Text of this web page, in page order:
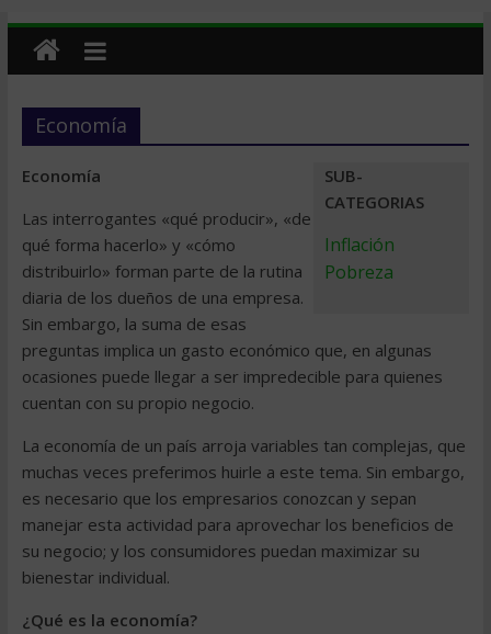
Economía
SUB-
CATEGORIAS
Inflación
Pobreza
Economía
Las interrogantes «qué producir», «de
qué forma hacerlo» y «cómo
distribuirlo» forman parte de la rutina
diaria de los dueños de una empresa.
Sin embargo, la suma de esas
preguntas implica un gasto económico que, en algunas
ocasiones puede llegar a ser impredecible para quienes
cuentan con su propio negocio.
La economía de un país arroja variables tan complejas, que
muchas veces preferimos huirle a este tema. Sin embargo,
es necesario que los empresarios conozcan y sepan
manejar esta actividad para aprovechar los beneficios de
su negocio; y los consumidores puedan maximizar su
bienestar individual.
¿Qué es la economía?